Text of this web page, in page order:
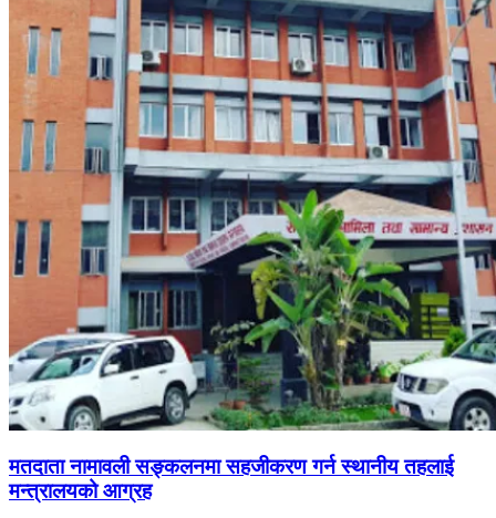
मतदाता नामावली सङ्कलनमा सहजीकरण गर्न स्थानीय तहलाई
मन्त्रालयको आग्रह